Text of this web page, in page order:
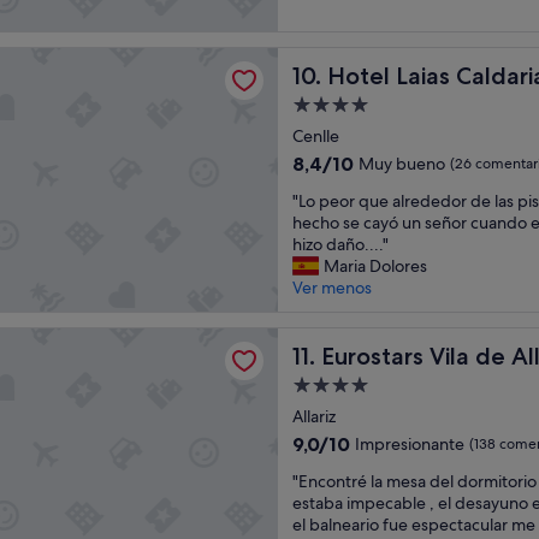
g
a
d
b
l
e
e
s
n
c
a
.
p
e
"r
b
u
e
a
l
i
m
p
z
y
l
a
b
i
c
10. Hotel Laias
Hotel Laias Caldaria
Alojamiento
de
4.0 estrellas
Cenlle
8.4
10,
Muy
bueno,
(26 comentarios)
8,4/10 Muy bueno (26
"
L
o
p
e
q
e
a
l
e
d
e
"Lo peor que alrededor de las
hecho se cayó un señor cuando
hizo daño...."
Maria Dolores
Ver menos
11. Eurostars Vila de
Eurostars Vila de Allariz
Alojamiento
de
4.0 estrellas
Allariz
9.0
10,
Impresionante,
(138 comentarios)
9,0/10 Impresionante (138
"
E
n
"Encontré la mesa del
estaba impecable , el desayuno
el balneario fue espectacular